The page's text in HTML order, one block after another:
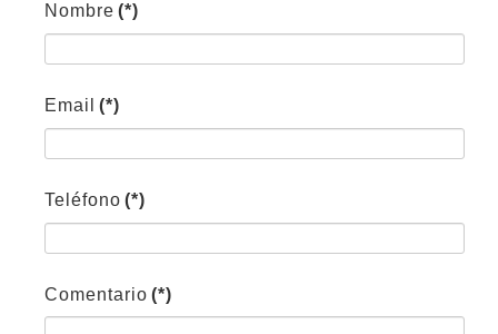
Nombre (*)
Email (*)
Teléfono (*)
Comentario (*)